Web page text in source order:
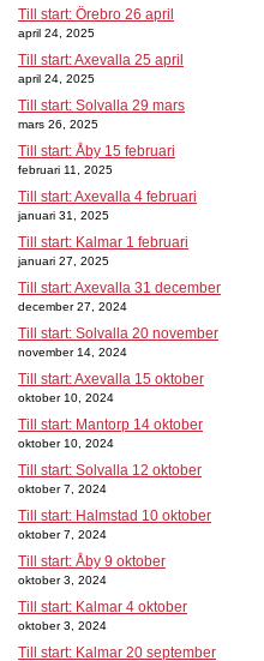
Till start: Örebro 26 april
april 24, 2025
Till start: Axevalla 25 april
april 24, 2025
Till start: Solvalla 29 mars
mars 26, 2025
Till start: Åby 15 februari
februari 11, 2025
Till start: Axevalla 4 februari
januari 31, 2025
Till start: Kalmar 1 februari
januari 27, 2025
Till start: Axevalla 31 december
december 27, 2024
Till start: Solvalla 20 november
november 14, 2024
Till start: Axevalla 15 oktober
oktober 10, 2024
Till start: Mantorp 14 oktober
oktober 10, 2024
Till start: Solvalla 12 oktober
oktober 7, 2024
Till start: Halmstad 10 oktober
oktober 7, 2024
Till start: Åby 9 oktober
oktober 3, 2024
Till start: Kalmar 4 oktober
oktober 3, 2024
Till start: Kalmar 20 september